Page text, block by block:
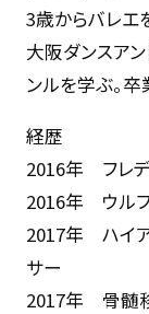
3歳からバレエ
大阪ダンスア
ンルを学ぶ。
経歴
2016年 フレ
2016年 ウル
2017年 ハイ
サー
2017年 骨髄